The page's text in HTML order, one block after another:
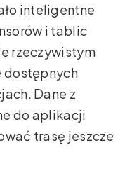
inteligentne
i tablic
rzeczywistym
dostępnych
Dane z
do aplikacji
trasę jeszcze